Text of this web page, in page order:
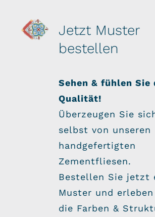
Jetzt Muster
bestellen
Sehen & fühlen Sie
Qualität!
Überzeugen Sie
selbst von unseren
handgefertigten
Zementfliesen.
Bestellen Sie jetzt
Muster und
die Farben &